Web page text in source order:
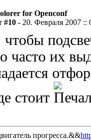
for Openconf
#10 - 20. Февраля 2007 ::
чтобы
часто их
стоит
прогресса.&&